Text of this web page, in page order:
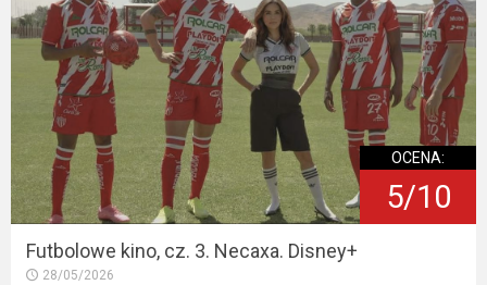
OCENA:
5/10
Futbolowe kino, cz. 3. Necaxa. Disney+
28/05/2026